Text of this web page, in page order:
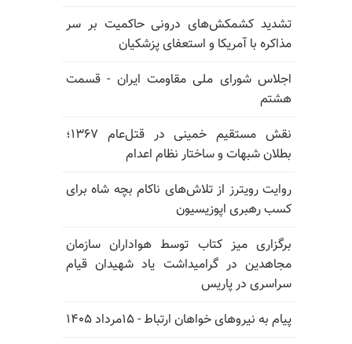
تشدید کشمکش‌های درونی حاکمیت بر سر
مذاکره با آمریکا و استعفای پزشکیان
اجلاس شورای ملی مقاومت ایران - قسمت
هشتم
نقش مستقیم خمینی در قتل‌عام ۱۳۶۷؛
بطلان شبهات و ساختار نظام اعدام
روایت رویترز از تلاش‌های ناکام بچه شاه برای
کسب رهبری اپوزیسیون
برگزاری میز کتاب توسط هواداران سازمان
مجاهدین در گرامیداشت یاد شهیدان قیام
سراسری در پاریس
پیام به نیروهای خواهان ارتباط - ۱۵مرداد ۱۴۰۵